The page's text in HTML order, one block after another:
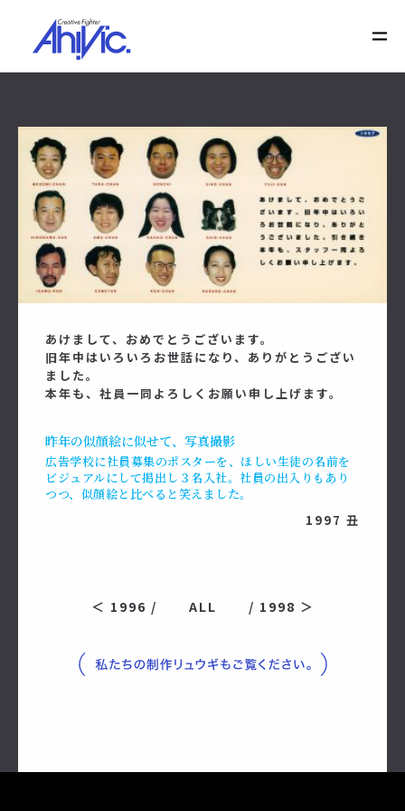
あけまして、おめでとうございます。
旧年中はいろいろお世話になり、ありがとうござい
ました。
本年も、社員一同よろしくお願い申し上げます。
昨年の似顔絵に似せて、写真撮影
広告学校に社員募集のポスターを、ほしい生徒の名前を
ビジュアルにして掲出し３名入社。社員の出入りもあり
つつ、似顔絵と比べると笑えました。
1997 丑
＜ 1996 / ALL / 1998 ＞